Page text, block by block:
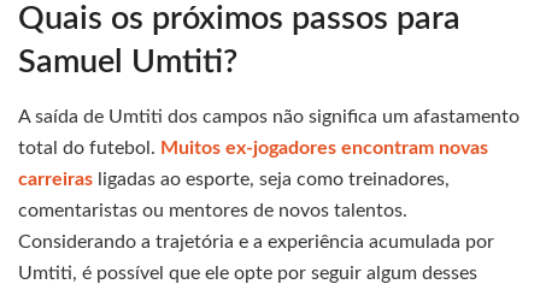
Quais os próximos passos para
Samuel Umtiti?
A saída de Umtiti dos campos não significa um afastamento
total do futebol. Muitos ex-jogadores encontram novas
carreiras ligadas ao esporte, seja como treinadores,
comentaristas ou mentores de novos talentos.
Considerando a trajetória e a experiência acumulada por
Umtiti, é possível que ele opte por seguir algum desses